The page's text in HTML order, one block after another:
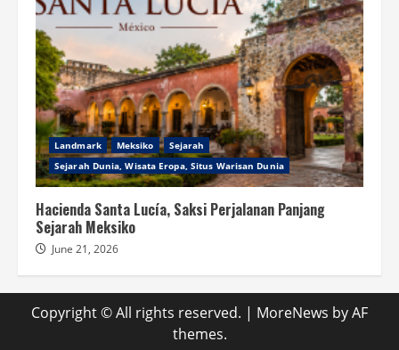
Landmark Meksiko
Sejarah
Sejarah Dunia, Wisata Eropa, Situs Warisan Dunia
Hacienda Santa Lucía, Saksi Perjalanan Panjang
Sejarah Meksiko
June 21, 2026
Copyright © All rights reserved. | MoreNews by AF
themes.